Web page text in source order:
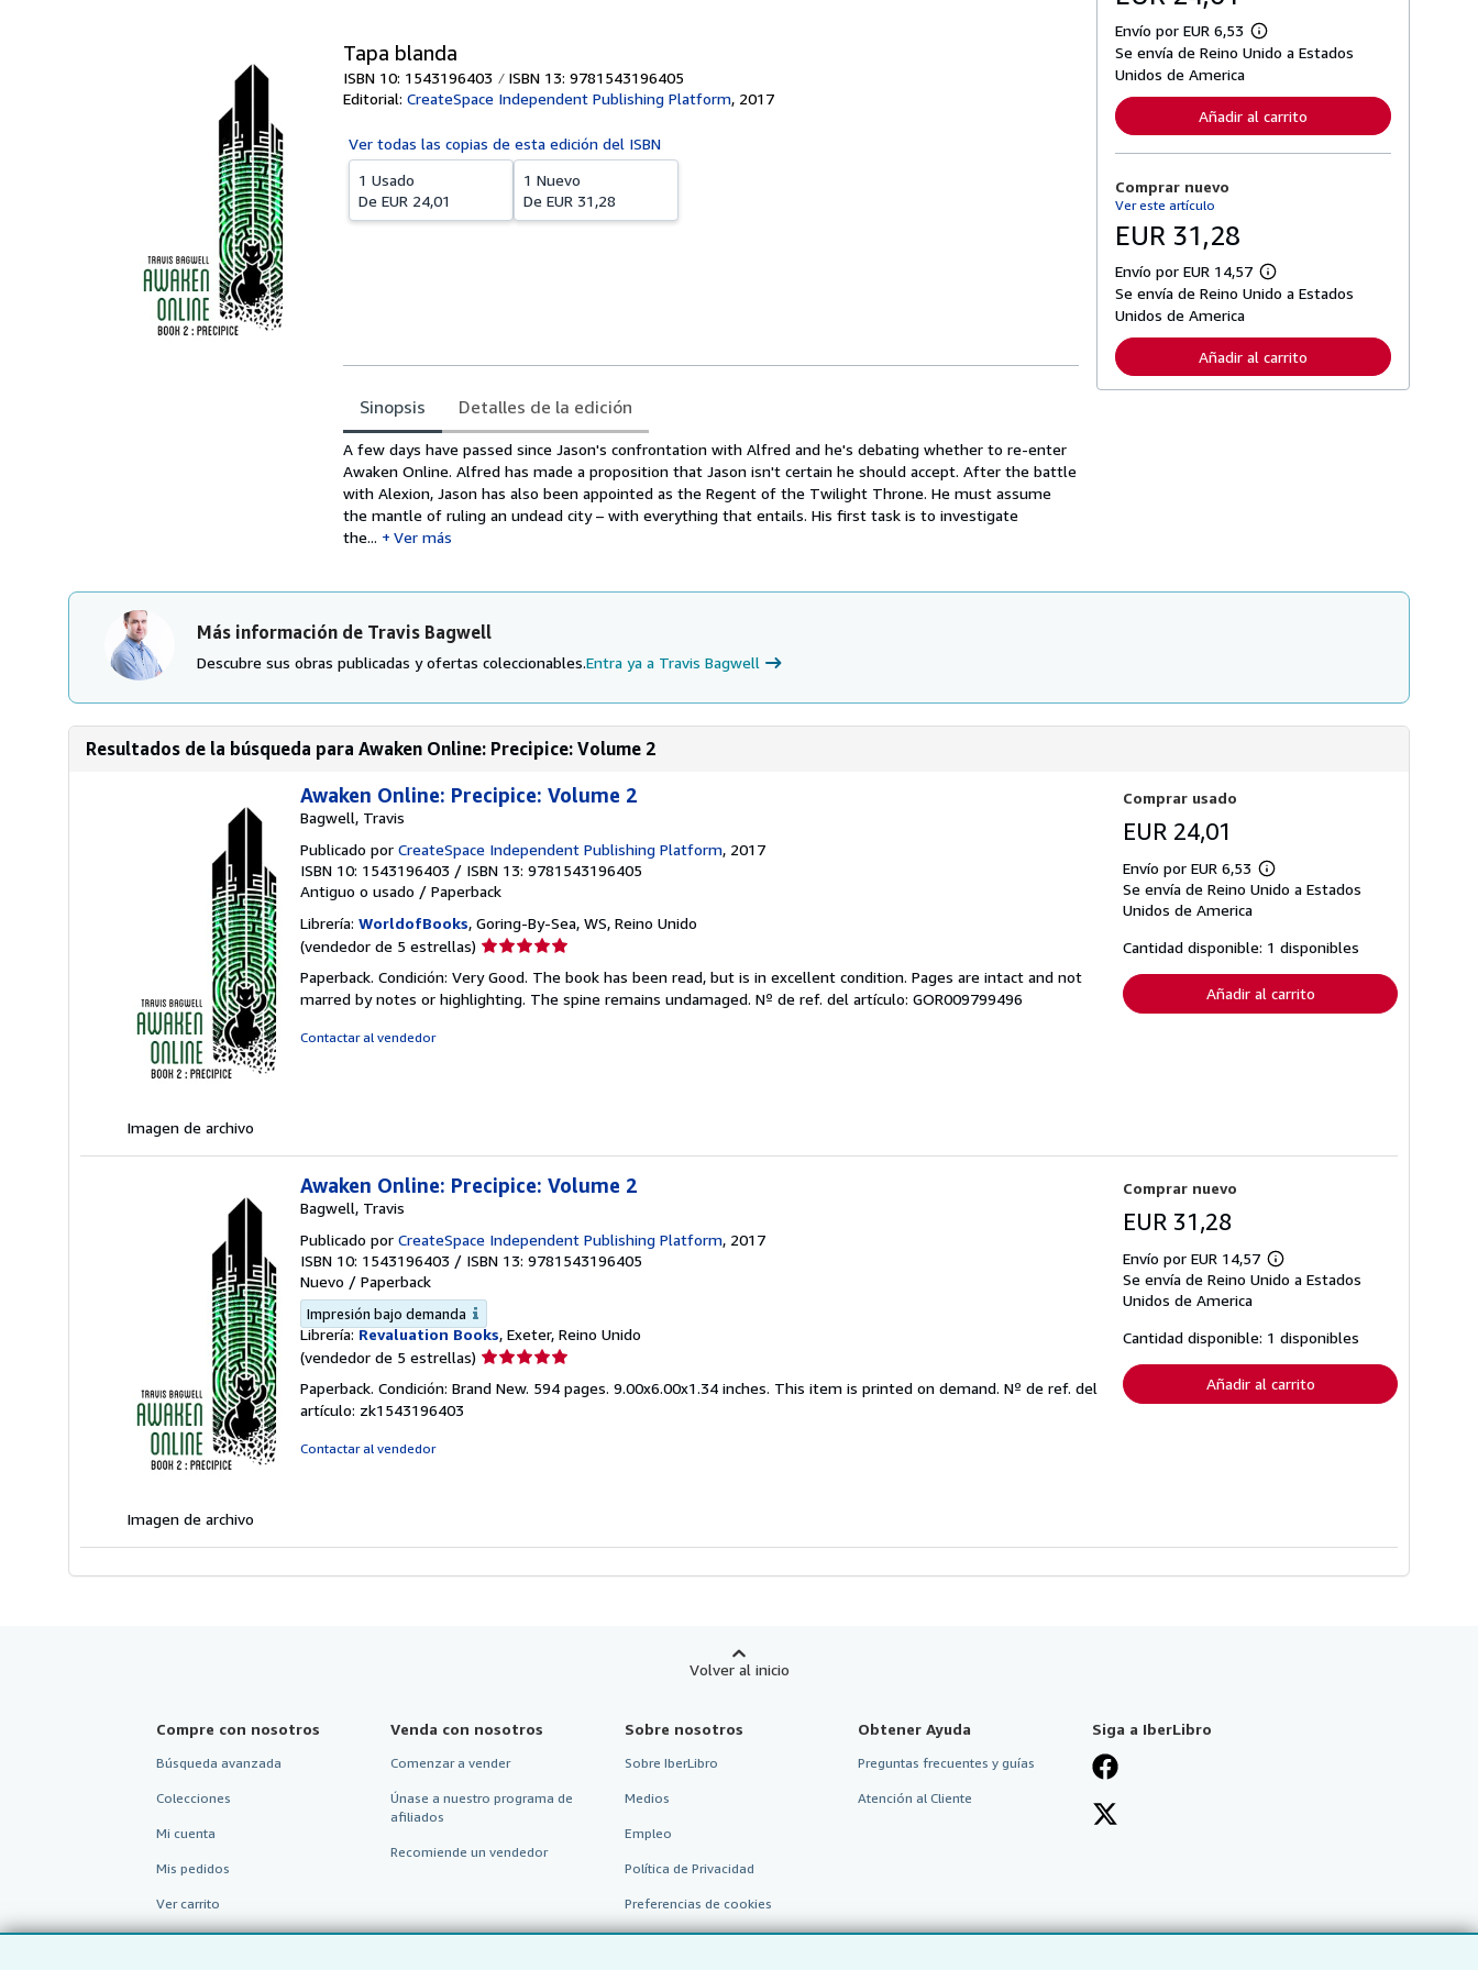
Tapa blanda
ISBN 10: 1543196403
ISBN 13: 9781543196405
Editorial: CreateSpace Independent Publishing Platform, 2017
Ver todas las copias de esta edición del ISBN
1 Usado
De EUR 24,01
1 Nuevo
De EUR 31,28
Sinopsis Detalles de la edición
Sinopsis
A few days have passed since Jason's confrontation with Alfred and he's debating whether to re-enter
Awaken Online. Alfred has made a proposition that Jason isn't certain he should accept. After the battle
with Alexion, Jason has also been appointed as the Regent of the Twilight Throne. He must assume
the mantle of ruling an undead city – with everything that entails. His first task is to investigate
the...
Ver más
Envío por EUR 6,53
M
á
f
o
r
s
o
b
e
l
a
í
Se envía de Reino Unido a Estados
Unidos de America
Añadir al carrito
Comprar nuevo
Ver este artículo
EUR 31,28
Envío por EUR 14,57
M
á
f
o
r
l
f
a
Se envía de Reino Unido a Estados
Unidos de America
Añadir al carrito
Más información de Travis Bagwell
Descubre sus obras publicadas y ofertas coleccionables.Entra ya a Travis Bagwell
Resultados de la búsqueda para Awaken Online: Precipice: Volume 2
Imagen de archivo
Awaken Online: Precipice: Volume 2
Bagwell, Travis
Publicado por CreateSpace Independent Publishing Platform, 2017
ISBN 10: 1543196403 / ISBN 13: 9781543196405
Antiguo o usado / Paperback
Librería: WorldofBooks, Goring-By-Sea, WS, Reino Unido
(vendedor de 5 estrellas) Calificación
vendedor:
5
Paperback. Condición: Very Good. The book has been read, but is in excellent condition. Pages are intact and not
marred by notes or highlighting. The spine remains undamaged. Nº de ref. del artículo: GOR009799496
Contactar al vendedor
Comprar usado
EUR 24,01
Envío por EUR 6,53
Más
información
tarifas
de
envío
Se envía de Reino Unido a Estados
Unidos de America
Cantidad disponible: 1 disponibles
Añadir al carrito
Imagen de archivo
Awaken Online: Precipice: Volume 2
Bagwell, Travis
Publicado por CreateSpace Independent Publishing Platform, 2017
ISBN 10: 1543196403 / ISBN 13: 9781543196405
Nuevo / Paperback
Impresión bajo demanda
Librería: Revaluation Books, Exeter, Reino Unido
(vendedor de 5 estrellas) Calificación
vendedor:
Paperback. Condición: Brand New. 594 pages. 9.00x6.00x1.34 inches. This item is printed on demand. Nº de ref. del
artículo: zk1543196403
Contactar al vendedor
Comprar nuevo
EUR 31,28
Envío por EUR 14,57
Más
información
tarifas
de
envío
Se envía de Reino Unido a Estados
Unidos de America
Cantidad disponible: 1 disponibles
Añadir al carrito
Volver al inicio
Compre con nosotros
Búsqueda avanzada
Colecciones
Mi cuenta
Mis pedidos
Ver carrito
Venda con nosotros
Comenzar a vender
Únase a nuestro programa de
afiliados
Recomiende un vendedor
Sobre nosotros
Sobre IberLibro
Medios
Empleo
Política de Privacidad
Preferencias de cookies
Aviso de cookies
Obtener Ayuda
Preguntas frecuentes y guías
Atención al Cliente
Siga a IberLibro